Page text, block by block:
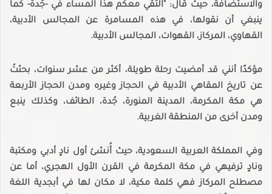
والاستضافة، حيث قال: "ألتقي معكم هذا المساء في -جُدة- كما
ينبغي أن نقولها، في هذه المسامرة عن المجالس الأدبية،
القهاوي، المركاز، القهوات، المجالس الأدبية.
مؤكدًا أنني قد أمضيت رحلة طويلة، أكثر من عشر سنوات، بحثتُ
عن تاريخ المقاهي الأدبية في الحجاز وغيره ومدن الحجاز الأربعة
هي مكة المكرمة، المدينة المنورة، جُدة، الطائف، وكذلك ينبع
ومدن أخرى من المنطقة الغربية.
وفي المملكة العربية السعودية، حيث أُنشئ أول نادٍ أدبي ومكتبة
ونادٍ ترفيهي في مكة المكرمة في القرن الأول الهجري، أما عن
مصطلح المركاز فهي كلمة مكية، لا مكان لها في أبجدية اللغة